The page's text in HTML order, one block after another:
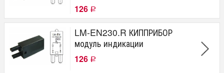
126 Р
LM-EN230.R КИППРИБОР
модуль индикации
126 Р